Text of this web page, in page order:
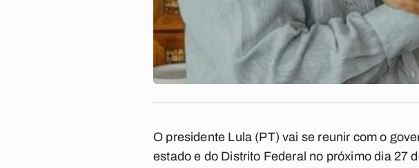
O presidente Lula (PT) vai se reunir com o
estado e do Distrito Federal no próximo dia 27